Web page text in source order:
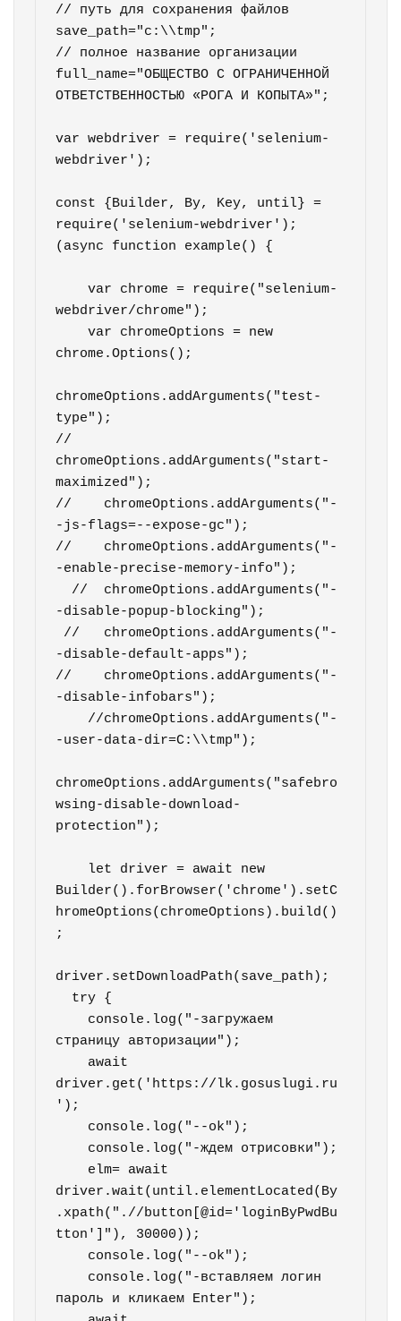
// путь для сохранения файлов
save_path="c:\\tmp";
// полное название организации
full_name="ОБЩЕСТВО С ОГРАНИЧЕННОЙ
ОТВЕТСТВЕННОСТЬЮ «РОГА И КОПЫТА»";
var webdriver = require('selenium-
webdriver');
const {Builder, By, Key, until} =
require('selenium-webdriver');
(async function example() {
    var chrome = require("selenium-
webdriver/chrome");
    var chromeOptions = new
chrome.Options();
chromeOptions.addArguments("test-
type");
//
chromeOptions.addArguments("start-
maximized");
//    chromeOptions.addArguments("-
-js-flags=--expose-gc");
//    chromeOptions.addArguments("-
-enable-precise-memory-info");
-disable-popup-blocking");
-disable-default-apps");
//    chromeOptions.addArguments("-
-disable-infobars");
-user-data-dir=C:\\tmp");
chromeOptions.addArguments("safebro
wsing-disable-download-
protection");
Builder().forBrowser('chrome').setC
hromeOptions(chromeOptions).build()
;
driver.setDownloadPath(save_path);
страницу авторизации");
driver.get('https://lk.gosuslugi.ru
');
driver.wait(until.elementLocated(By
.xpath(".//button[@id='loginByPwdBu
tton']"), 30000));
пароль и кликаем Enter");